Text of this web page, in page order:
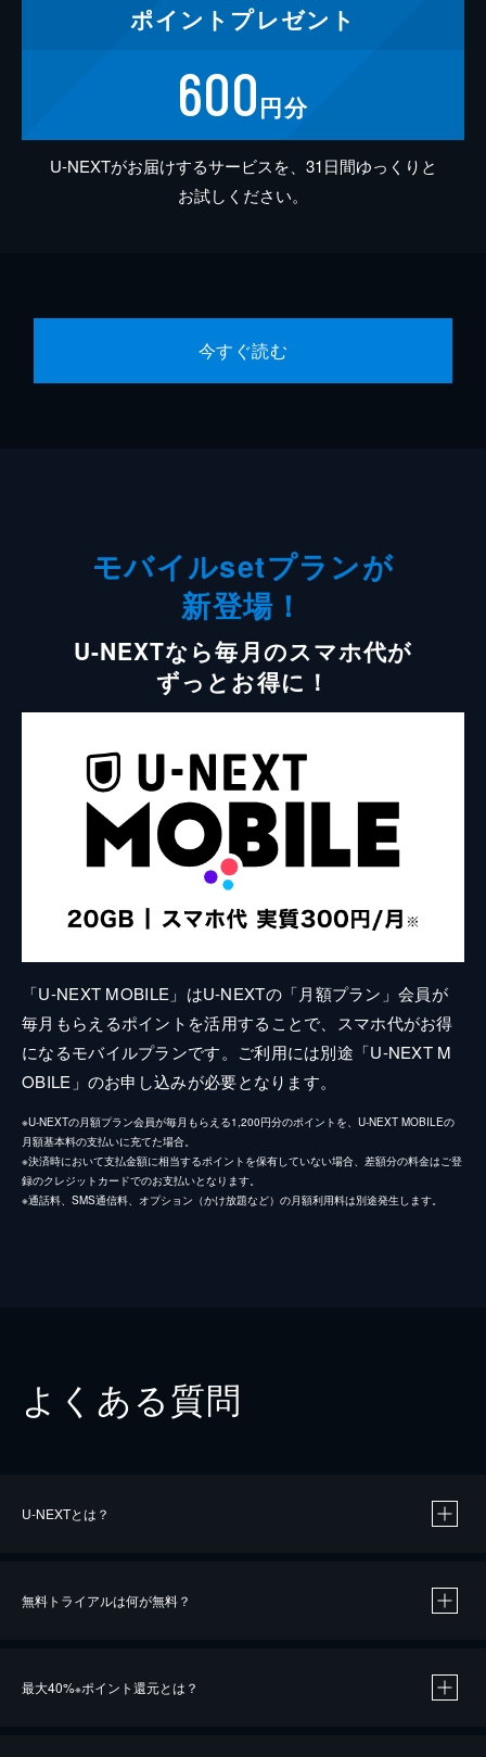
ポイント プレゼント
600円分
U-NEXTがお届けするサービスを、31日間ゆっくりと
お試しください。
今すぐ読む
モバイルsetプランが
新登場！
U-NEXTなら毎月のスマホ代が
ずっとお得に！
「U-NEXT MOBILE」はU-NEXTの「月額プラン」会員が
毎月もらえるポイントを活用することで、スマホ代がお得
になるモバイルプランです。ご利用には別途「U-NEXT M
OBILE」のお申し込みが必要となります。
※U-NEXTの月額プラン会員が毎月もらえる1,200円分のポイントを、U-NEXT MOBILEの
月額基本料の支払いに充てた場合。
※決済時において支払金額に相当するポイントを保有していない場合、差額分の料金はご登
録のクレジットカードでのお支払いとなります。
※通話料、SMS通信料、オプション（かけ放題など）の月額利用料は別途発生します。
よくある質問
U-NEXTとは？
無料トライアルは何が無料？
最大40%※ポイント還元とは？